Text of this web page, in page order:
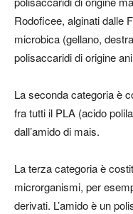
Rodoficee, alginati dalle
microbica (gellano,
polisaccaridi di origine
La seconda categoria è
fra tutti il PLA (acido
dall’amido di mais.
La terza categoria è
microrganismi, per
derivati. L’amido è un